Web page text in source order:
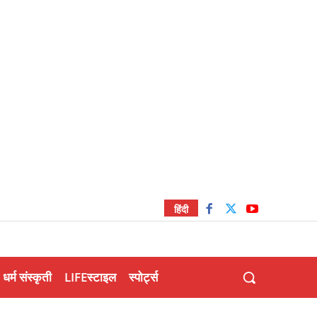
हिंदी
धर्म संस्कृती LIFEस्टाइल स्पोर्ट्स